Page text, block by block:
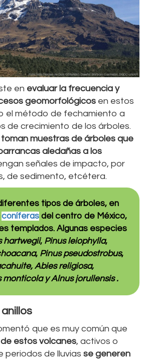
en evaluar la frecuencia y
geomorfológicos en estos
el método de fechamiento a
de crecimiento de los árboles.
toman muestras de árboles que
aledañas a los
señales de impacto, por
de sedimento, etcétera.
tipos de árboles, en
coníferas del centro de México,
templados. Algunas especies
hartwegii, Pinus leiophylla,
, Pinus pseudostrobus,
Abies religiosa,
monticola y Alnus jorullensis .
que es muy común que
estos volcanes, activos o
periodos de lluvias se generen